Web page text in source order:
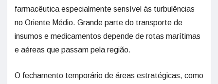
farmacêutica especialmente sensível às turbulências
no Oriente Médio. Grande parte do transporte de
insumos e medicamentos depende de rotas marítimas
e aéreas que passam pela região.
O fechamento temporário de áreas estratégicas, como